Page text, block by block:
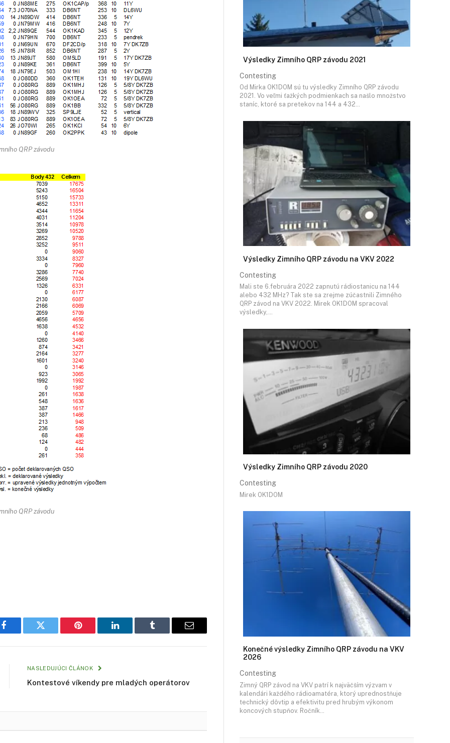
QRP závodu
QRP závodu
Facebook Twitter Pinterest LinkedIn Tumblr Email
NASLEDUJÚCI ČLÁNOK
Kontestové víkendy pre mladých operátorov
Výsledky Zimního QRP závodu 2021
Contesting
Od Mirka OK1DOM sú tu výsledky Zimního QRP závodu
2021. Vo veľmi ťažkých podmienkach sa našlo množstvo
staníc, ktoré sa pretekov na 144 a 432…
Výsledky Zimního QRP závodu na VKV 2022
Contesting
Mali ste 6.februára 2022 zapnutú rádiostanicu na 144
alebo 432 MHz? Tak ste sa zrejme zúčastnili Zimného
QRP závod na VKV 2022. Mirek OK1DOM spracoval
výsledky,…
Výsledky Zimního QRP závodu 2020
Contesting
Mirek OK1DOM
Konečné výsledky Zimního QRP závodu na VKV
2026
Contesting
Zimný QRP závod na VKV patrí k najväčším výzvam v
kalendári každého rádioamatéra, ktorý uprednostňuje
technický dôvtip a efektivitu pred hrubým výkonom
koncových stupňov. Ročník…